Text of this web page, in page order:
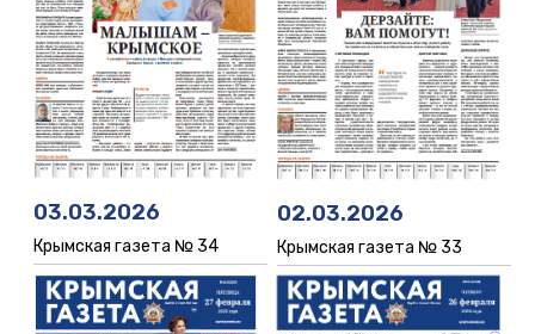
03.03.2026
Крымская газета № 34
02.03.2026
Крымская газета № 33